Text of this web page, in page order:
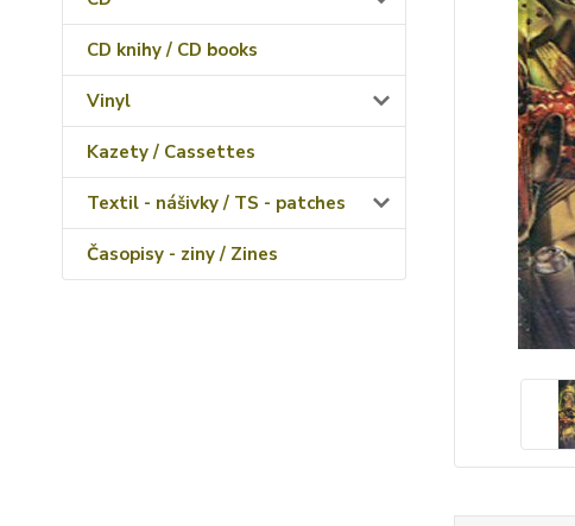
CD knihy / CD books
Vinyl
Kazety / Cassettes
Textil - nášivky / TS - patches
Časopisy - ziny / Zines